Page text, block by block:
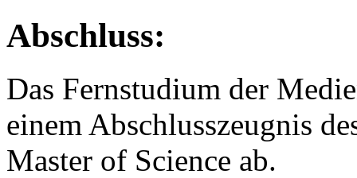
Abschluss:
Das Fernstudium der
einem Abschlusszeugnis
Master of Science ab.